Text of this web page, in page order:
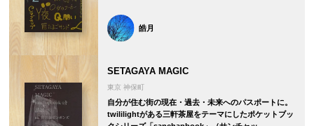
皓月
SETAGAYA MAGIC
東京 神保町
自分が住む街の現在・過去・未来へのパスポートに。
twililightがある三軒茶屋をテーマにしたポケットブッ